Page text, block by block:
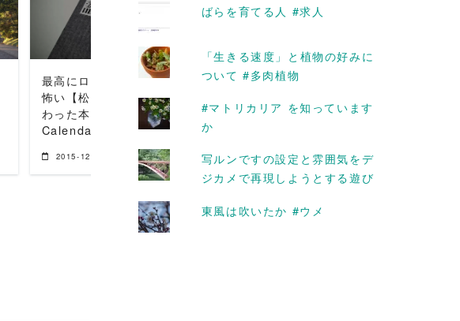
READ MORE
最高にロックな男は怒ると
怖い【松平容保】 #読み終
わった本リスト Advent
Calendar 2015
2015-12-19
READ MORE
新潟県の青海川駅がとても
真を撮りに行きました
ばらを育てる人 #求人
「生きる速度」と植物の好みに
ついて #多肉植物
#マトリカリア を知っています
か
写ルンですの設定と雰囲気をデ
ジカメで再現しようとする遊び
東風は吹いたか #ウメ